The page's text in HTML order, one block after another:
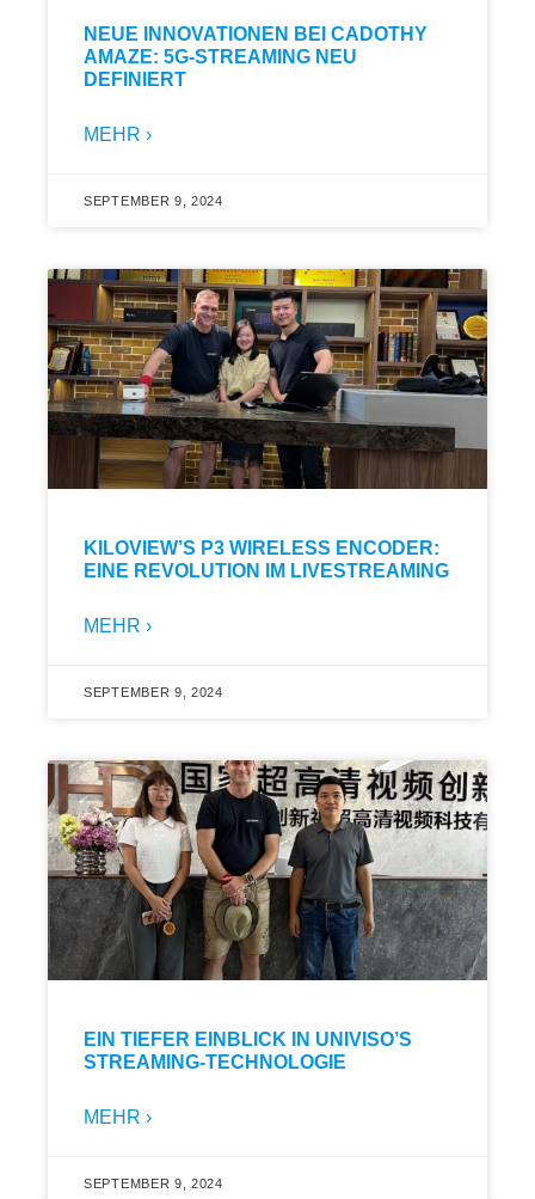
NEUE INNOVATIONEN BEI CADOTHY
AMAZE: 5G-STREAMING NEU
DEFINIERT
MEHR ›
SEPTEMBER 9, 2024
KILOVIEW’S P3 WIRELESS ENCODER:
EINE REVOLUTION IM LIVESTREAMING
MEHR ›
SEPTEMBER 9, 2024
EIN TIEFER EINBLICK IN UNIVISO’S
STREAMING-TECHNOLOGIE
MEHR ›
SEPTEMBER 9, 2024